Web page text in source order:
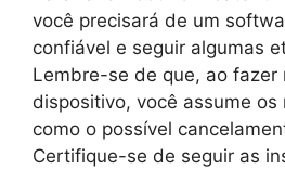
você precisará de um
confiável e seguir algumas
Lembre-se de que, ao fazer
dispositivo, você assume os
como o possível
Certifique-se de seguir as